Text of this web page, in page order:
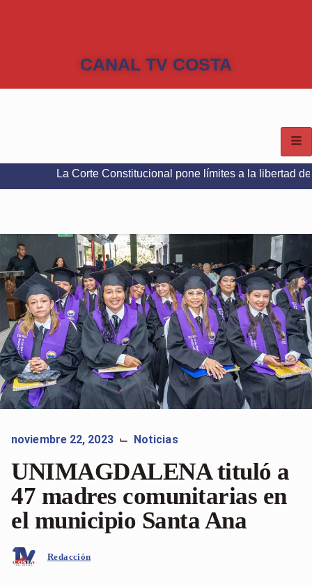
CANAL TV COSTA
La Corte Constitucional pone límites a la libertad de
noviembre 22, 2023 ⌙ Noticias
UNIMAGDALENA tituló a
47 madres comunitarias en
el municipio Santa Ana
Redacción